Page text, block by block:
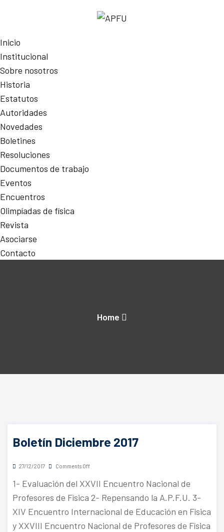
Inicio
Institucional
Sobre nosotros
Historia
Estatutos
Autoridades
Novedades
Boletines
Resoluciones
Documentos de trabajo
Eventos
Encuentros
Olimpíadas de física
Revista
Asociarse
Contacto
Home
Boletín Diciembre 2017
27/12/2017 Comments Off
1- Evaluación del XXVII Encuentro Nacional de
Profesores de Física 2- Repensando la A.P.F.U. 3-
XIV Encuentro Internacional de Educación en Física
y XXVIII Encuentro Nacional de Profesores de Física